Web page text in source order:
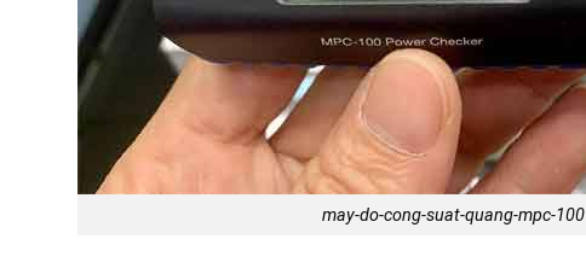
may-do-cong-suat-quang-mpc-100